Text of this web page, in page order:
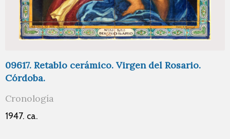
09617. Retablo cerámico. Virgen del Rosario.
Córdoba.
Cronología
1947. ca.